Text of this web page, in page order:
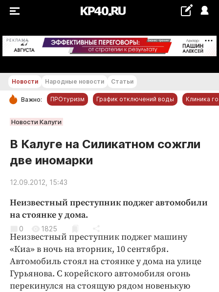
РЕКЛАМА +23...+24 °С
РУБРИКИ
Новости компаний
Статьи
Народные новости
Авто и транспорт
Благоустройство
Криминал
Культура
Недвижимость и ЖКХ
Образование
Общество
Новости Народные новости Статьи
Важно: ПРОтуризм График отключений воды Клиника
Новости Калуги
В Калуге на Силикатном сожгли
две иномарки
12.09.2012, 15:43
Неизвестный преступник поджег автомобили
на стоянке у дома.
0 1825
Неизвестный преступник поджег машину
«Киа» в ночь на вторник, 10 сентября.
Автомобиль стоял на стоянке у дома на улице
Гурьянова. С корейского автомобиля огонь
перекинулся на стоящую рядом новенькую